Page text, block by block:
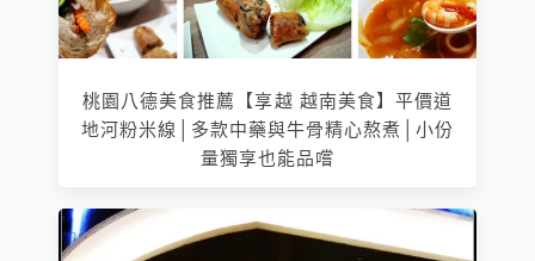
桃園八德美食推薦【享越 越南美食】平價道
地河粉米線│多款中藥與牛骨精心熬煮│小份
量獨享也能品嚐